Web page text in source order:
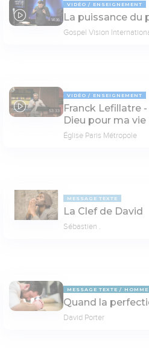
14:16
VIDÉO ENSEIGNEMENT
La puissance du
Gospel Vision
53:33
VIDÉO ENSEIGNEMENT
Franck Lefillatre
Dieu pour ma vie
Église Paris Métropole
MESSAGE TEXTE
La Clef de David
Sébastien .
MESSAGE TEXTE HOMME
Quand la
David Porter